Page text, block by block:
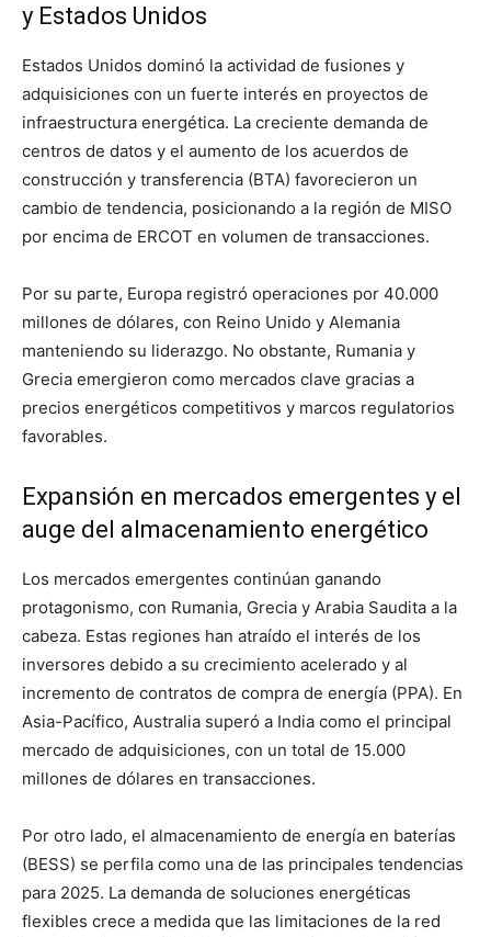
y Estados Unidos
Estados Unidos dominó la actividad de fusiones y
adquisiciones con un fuerte interés en proyectos de
infraestructura energética. La creciente demanda de
centros de datos y el aumento de los acuerdos de
construcción y transferencia (BTA) favorecieron un
cambio de tendencia, posicionando a la región de MISO
por encima de ERCOT en volumen de transacciones.
Por su parte, Europa registró operaciones por 40.000
millones de dólares, con Reino Unido y Alemania
manteniendo su liderazgo. No obstante, Rumania y
Grecia emergieron como mercados clave gracias a
precios energéticos competitivos y marcos regulatorios
favorables.
Expansión en mercados emergentes y el
auge del almacenamiento energético
Los mercados emergentes continúan ganando
protagonismo, con Rumania, Grecia y Arabia Saudita a la
cabeza. Estas regiones han atraído el interés de los
inversores debido a su crecimiento acelerado y al
incremento de contratos de compra de energía (PPA). En
Asia-Pacífico, Australia superó a India como el principal
mercado de adquisiciones, con un total de 15.000
millones de dólares en transacciones.
Por otro lado, el almacenamiento de energía en baterías
(BESS) se perfila como una de las principales tendencias
para 2025. La demanda de soluciones energéticas
flexibles crece a medida que las limitaciones de la red